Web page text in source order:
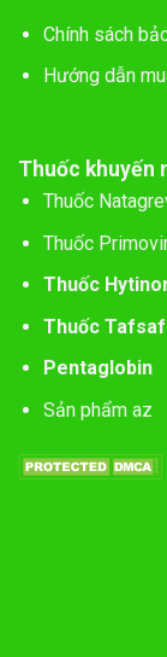
Chính sách
Hướng dẫn
Thuốc khuyến
Thuốc
Thuốc
Thuốc
Thuốc
Pentaglobin
Sản phẩm az